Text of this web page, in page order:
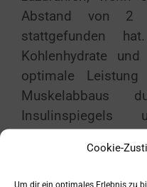
Cookie-
Um dir ein optimales Erlebnis zu
Abstand von 2
stattgefunden
Kohlenhydrate
optimale
Muskelabbaus
Aufbau Phase,